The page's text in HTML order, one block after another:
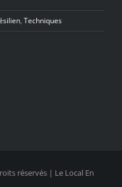
, Techniques
réservés | Le Local En